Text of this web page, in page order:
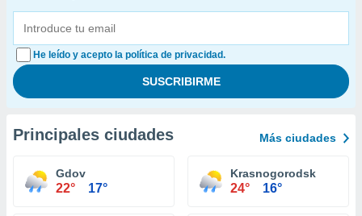
He leído y acepto la política de privacidad.
Principales ciudades Más ciudades
Gdov
22° 17°
Krasnogorodsk
24° 16°